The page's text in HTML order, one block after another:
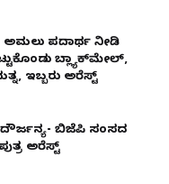
ಅಮಲು ಪದಾರ್ಥ ನೀಡಿ
ಬ್ಲ್ಯಾಕ್‌ಮೇಲ್,
ಇಬ್ಬರು ಅರೆಸ್ಟ್
ದೌರ್ಜನ್ಯ- ಬಿಜೆಪಿ ಸಂಸದ
ಅರೆಸ್ಟ್